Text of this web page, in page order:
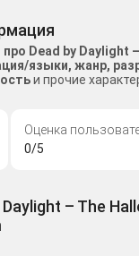
Dead by Daylight
языки, жанр,
и прочие
Оценка
0/5
– The